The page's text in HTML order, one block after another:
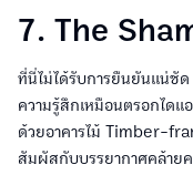
7. The
ที่นี่ไม่ได้รับการยืนยันแน่ชัด
ความรู้สึกเหมือนตรอกไดแ
ด้วยอาคารไม้ Timber-
สัมผัสกับบรรยากาศคล้าย